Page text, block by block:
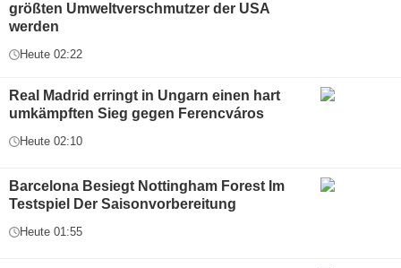
größten Umweltverschmutzer der USA
werden
Heute 02:22
Real Madrid erringt in Ungarn einen hart
umkämpften Sieg gegen Ferencváros
Heute 02:10
Barcelona Besiegt Nottingham Forest Im
Testspiel Der Saisonvorbereitung
Heute 01:55